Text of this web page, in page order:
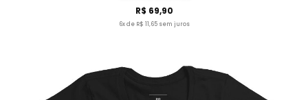
R$ 69,90
6x de R$ 11,65 sem juros